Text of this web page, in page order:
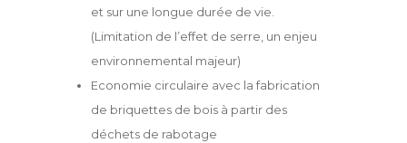
et sur une longue durée de vie.
(Limitation de l’effet de serre, un enjeu
environnemental majeur)
Economie circulaire avec la fabrication
de briquettes de bois à partir des
déchets de rabotage